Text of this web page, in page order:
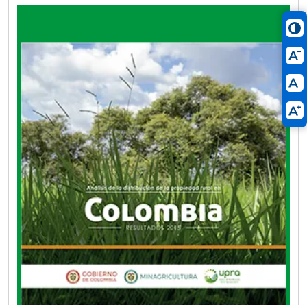
comenzó con la publicación del «Atlas de la
distribución de la propiedad rural en Colombia»
(IGAC, 2012), continuó con la publicación del
libro «Análisis de la distribución de la propiedad
rural en Colombia: metodología y resultados
2014» (Cuéllar et al., 2018) y ahora incorpora
temáticas que permiten profundizar en
aspectos relacionados con los principales
fenómenos asociados a la distribución de la
tierra rural.